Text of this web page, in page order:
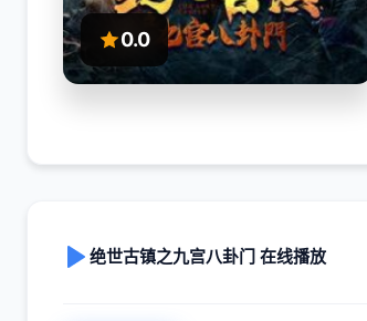
0.0
绝世古镇之九宫八卦门 在线播放